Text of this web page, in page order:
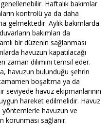
Haftalık bakımlar
kontrolü ya da daha
gelmektedir. Aylık bakımlarda
bakımları da
bir düzenin sağlanması
havuzun kapatılacağı
zaman dilimini temsil eder.
havuzun bulunduğu şehrin
boşaltma ya da
seviyede havuz ekipmanlarının
hareket edilmelidir. Havuz
yöntemlerle havuzun ve
korunması sağlanır.